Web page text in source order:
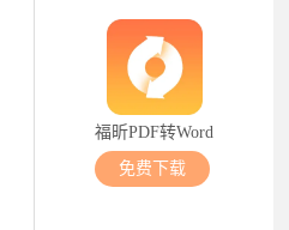
福昕PDF转Word
免费下载